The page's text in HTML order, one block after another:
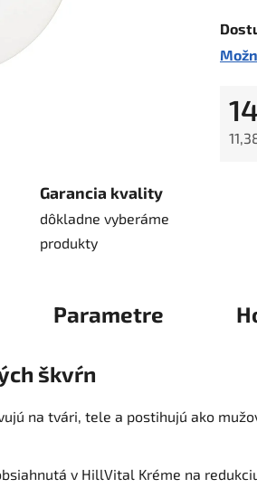
Garancia kvality
dôkladne vyberáme
produkty
Parametre
škvŕn
na tvári, tele a postihujú ako
v HillVital Kréme na